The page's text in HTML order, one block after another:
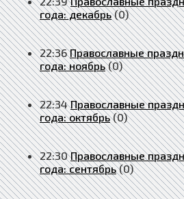
года: декабрь (0)
22:36 Православные
года: ноябрь (0)
22:34 Православные
года: октябрь (0)
22:30 Православные
года: сентябрь (0)